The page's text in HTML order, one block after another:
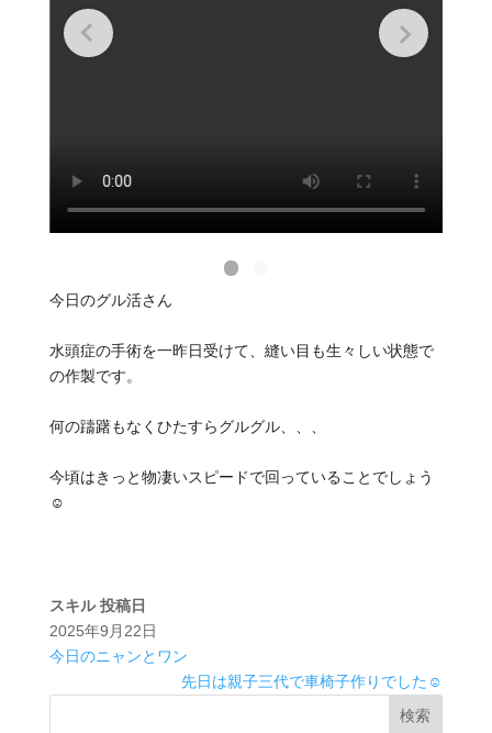
今日のグル活さん
水頭症の手術を一昨日受けて、縫い目も生々しい状態で
の作製です。
何の躊躇もなくひたすらグルグル、、、
今頃はきっと物凄いスピードで回っていることでしょう
☺️
スキル 投稿日
2025年9月22日
今日のニャンとワン
先日は親子三代で車椅子作りでした☺️
検索